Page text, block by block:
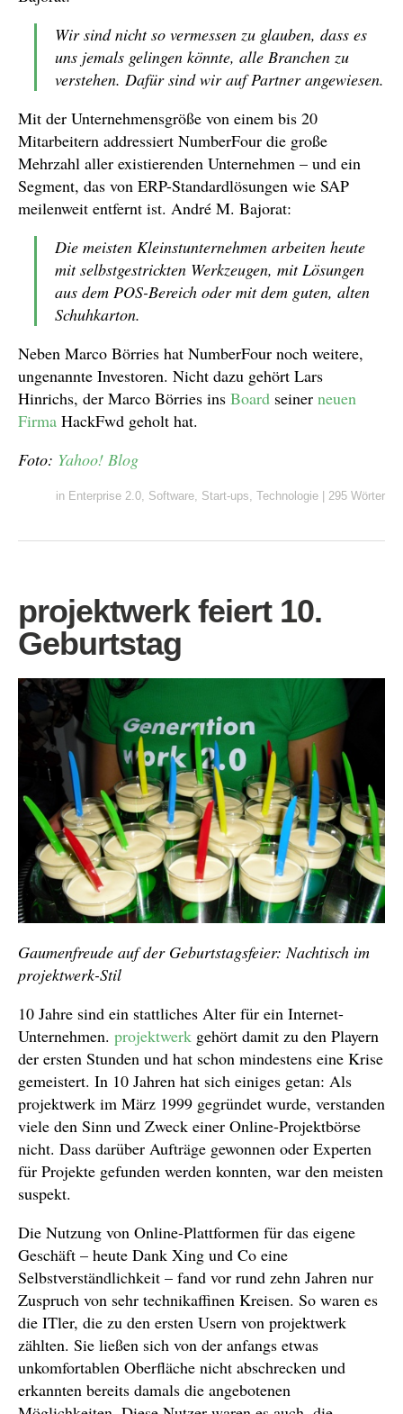
Wir sind nicht so vermessen zu glauben, dass es
uns jemals gelingen könnte, alle Branchen zu
verstehen. Dafür sind wir auf Partner angewiesen.
Mit der Unternehmensgröße von einem bis 20
Mitarbeitern addressiert NumberFour die große
Mehrzahl aller existierenden Unternehmen – und ein
Segment, das von ERP-Standardlösungen wie SAP
meilenweit entfernt ist. André M. Bajorat:
Die meisten Kleinstunternehmen arbeiten heute
mit selbstgestrickten Werkzeugen, mit Lösungen
aus dem POS-Bereich oder mit dem guten, alten
Schuhkarton.
Neben Marco Börries hat NumberFour noch weitere,
ungenannte Investoren. Nicht dazu gehört Lars
Hinrichs, der Marco Börries ins Board seiner neuen
Firma HackFwd geholt hat.
Foto: Yahoo! Blog
in Enterprise 2.0 Software Start-ups Technologie | 295 Wörter
projektwerk feiert 10.
Geburtstag
Gaumenfreude auf der Geburtstagsfeier: Nachtisch im
projektwerk-Stil
10 Jahre sind ein stattliches Alter für ein Internet-
Unternehmen. projektwerk gehört damit zu den Playern
der ersten Stunden und hat schon mindestens eine Krise
gemeistert. In 10 Jahren hat sich einiges getan: Als
projektwerk im März 1999 gegründet wurde, verstanden
viele den Sinn und Zweck einer Online-Projektbörse
nicht. Dass darüber Aufträge gewonnen oder Experten
für Projekte gefunden werden konnten, war den meisten
suspekt.
Die Nutzung von Online-Plattformen für das eigene
Geschäft – heute Dank Xing und Co eine
Selbstverständlichkeit – fand vor rund zehn Jahren nur
Zuspruch von sehr technikaffinen Kreisen. So waren es
die ITler, die zu den ersten Usern von projektwerk
zählten. Sie ließen sich von der anfangs etwas
unkomfortablen Oberfläche nicht abschrecken und
erkannten bereits damals die angebotenen